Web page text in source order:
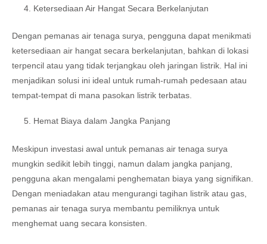
Ketersediaan Air Hangat Secara Berkelanjutan
Dengan pemanas air tenaga surya, pengguna dapat menikmati
ketersediaan air hangat secara berkelanjutan, bahkan di lokasi
terpencil atau yang tidak terjangkau oleh jaringan listrik. Hal ini
menjadikan solusi ini ideal untuk rumah-rumah pedesaan atau
tempat-tempat di mana pasokan listrik terbatas.
Hemat Biaya dalam Jangka Panjang
Meskipun investasi awal untuk pemanas air tenaga surya
mungkin sedikit lebih tinggi, namun dalam jangka panjang,
pengguna akan mengalami penghematan biaya yang signifikan.
Dengan meniadakan atau mengurangi tagihan listrik atau gas,
pemanas air tenaga surya membantu pemiliknya untuk
menghemat uang secara konsisten.